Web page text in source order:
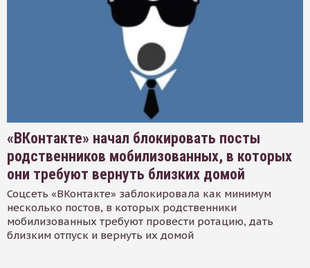
«ВКонтакте» начал блокировать посты
родственников мобилизованных, в которых
они требуют вернуть близких домой
Соцсеть «ВКонтакте» заблокировала как минимум
несколько постов, в которых родственники
мобилизованных требуют провести ротацию, дать
близким отпуск и вернуть их домой